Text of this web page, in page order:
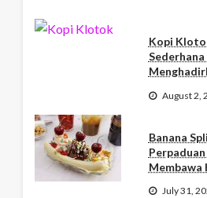
Kopi
Sederhana
August 2,
Banana
Perpaduan
Membawa
July 31,